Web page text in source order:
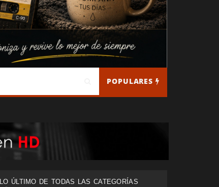
POPULARES
LO ÚLTIMO DE TODAS LAS CATEGORÍAS